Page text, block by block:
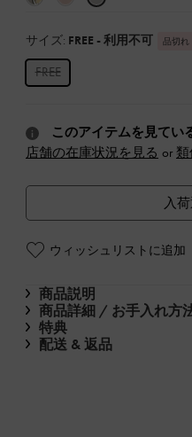
サイズ: FREE - 利用不可 品切れ
FREE
このアイテムを見てい
店舗の在庫状況を見る or
入
ウィッシュリストに追加
商品説明
商品詳細 / お手入れ方
特典
配送 & 返品